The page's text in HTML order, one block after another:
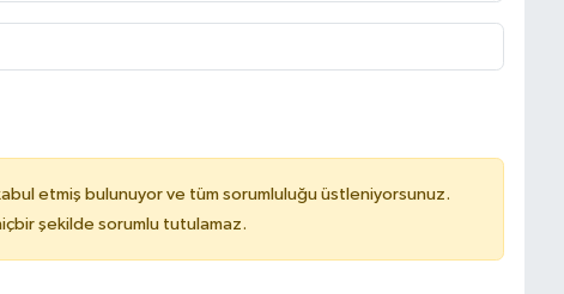
etmiş bulunuyor ve tüm sorumluluğu üstleniyorsunuz.
şekilde sorumlu tutulamaz.